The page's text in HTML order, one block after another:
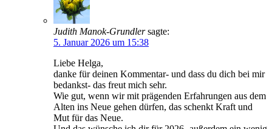
Judith Manok-Grundler sagte:
5. Januar 2026 um 15:38
Liebe Helga,
danke für deinen Kommentar- und dass du dich bei mir
bedankst- das freut mich sehr.
Wie gut, wenn wir mit prägenden Erfahrungen aus dem
Alten ins Neue gehen dürfen, das schenkt Kraft und
Mut für das Neue.